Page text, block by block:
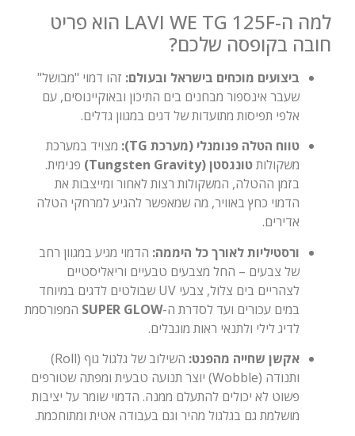
למה ה-LAVI WE TG 125F הוא פריט
חובה בקופסה שלכם?
ביצועים מוכחים בישראל ובעולם: זהו דמוי "מבושל"
שעבר אינספור מבחנים בים התיכון ובאוקיינוסים, עם
אלפי תפיסות מתועדות של דגים במגוון גדלים.
טווח הטלה פנומנלי (מערכת TG):
מצויד במערכת
משקולותטונגסטן (Tungsten Gravity)
פנימית.
בזמן ההטלה, המשקולות רצות לאחור ומייצבות את
הדמוי כחץ באוויר, מה שמאפשר להגיע למרחקי הטלה
אדירים.
ורסטיליות לאורך כל היממה: הדמוי מגיע במגוון רחב
של צבעים – החל מצבעים טבעיים וריאליסטיים
לצהריים בים צלול, צבעי UV שבולטים לדגים במיוחד
במים עכורים ועד לסדרת ה-SUPER GLOW המפורסמת
לדיג לילי ולתנאי ראות מוגבלים.
אקשן שחייה מהפנט:
השילוב של גלגול גוף (Roll)
ותנודה (Wobble) יוצר תנועה טבעית ומפתה שטורפים
פשוט לא יכולים להתעלם ממנה. הדמוי שומר על יציבות
מושלמת גם בגלגול מהיר וגם בעבודה אטית ומתוחכמת.